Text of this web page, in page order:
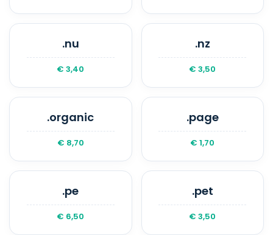
.nu
€ 3,40
.nz
€ 3,50
.organic
€ 8,70
.page
€ 1,70
.pe
€ 6,50
.pet
€ 3,50